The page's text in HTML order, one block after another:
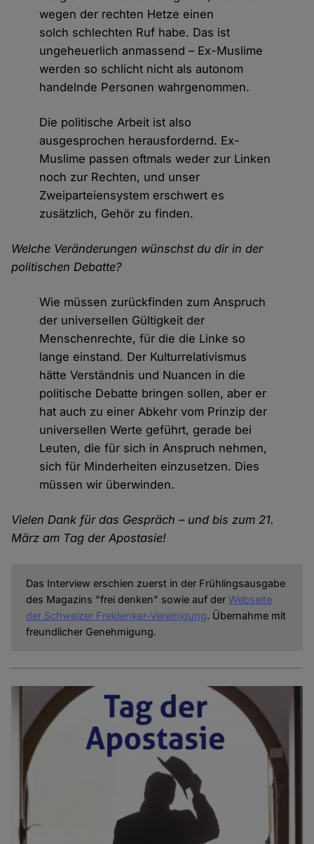
wegen der rechten Hetze einen
solch schlechten Ruf habe. Das ist
ungeheuerlich anmassend – Ex-Muslime
werden so schlicht nicht als autonom
handelnde Personen wahrgenommen.
Die politische Arbeit ist also
ausgesprochen herausfordernd. Ex-
Muslime passen oftmals weder zur Linken
noch zur Rechten, und unser
Zweiparteiensystem erschwert es
zusätzlich, Gehör zu finden.
Welche Veränderungen wünschst du dir in der
politischen Debatte?
Wie müssen zurückfinden zum Anspruch
der universellen Gültigkeit der
Menschenrechte, für die die Linke so
lange einstand. Der Kulturrelativismus
hätte Verständnis und Nuancen in die
politische Debatte bringen sollen, aber er
hat auch zu einer Abkehr vom Prinzip der
universellen Werte geführt, gerade bei
Leuten, die für sich in Anspruch nehmen,
sich für Minderheiten einzusetzen. Dies
müssen wir überwinden.
Vielen Dank für das Gespräch – und bis zum 21.
März am Tag der Apostasie!
Das Interview erschien zuerst in der Frühlingsausgabe
des Magazins "frei denken" sowie auf der Webseite
der Schweizer Freidenker-Vereinigung. Übernahme mit
freundlicher Genehmigung.